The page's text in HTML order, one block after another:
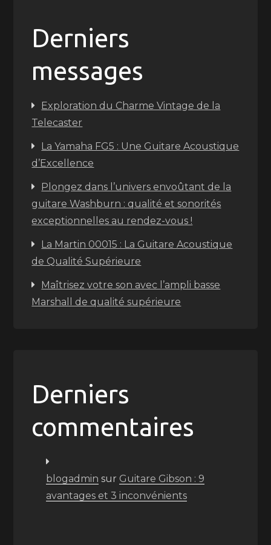
Derniers
messages
Exploration du Charme Vintage de la
Telecaster
La Yamaha FG5 : Une Guitare Acoustique
d’Excellence
Plongez dans l’univers envoûtant de la
guitare Washburn : qualité et sonorités
exceptionnelles au rendez-vous !
La Martin 00015 : La Guitare Acoustique
de Qualité Supérieure
Maîtrisez votre son avec l’ampli basse
Marshall de qualité supérieure
Derniers
commentaires
blogadmin sur Guitare Gibson : 9
avantages et 3 inconvénients